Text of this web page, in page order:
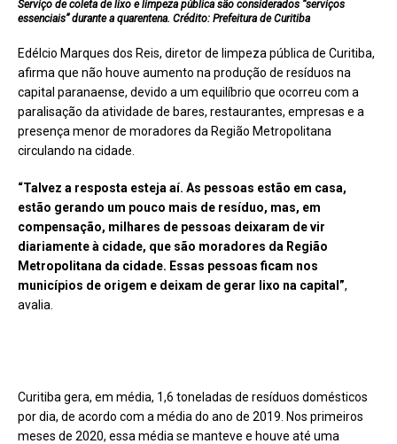
Serviço de coleta de lixo e limpeza pública são considerados “serviços
essenciais” durante a quarentena. Crédito: Prefeitura de Curitiba
Edélcio Marques dos Reis, diretor de limpeza pública de Curitiba,
afirma que não houve aumento na produção de resíduos na
capital paranaense, devido a um equilíbrio que ocorreu com a
paralisação da atividade de bares, restaurantes, empresas e a
presença menor de moradores da Região Metropolitana
circulando na cidade.
“Talvez a resposta esteja aí. As pessoas estão em casa,
estão gerando um pouco mais de resíduo, mas, em
compensação, milhares de pessoas deixaram de vir
diariamente à cidade, que são moradores da Região
Metropolitana da cidade. Essas pessoas ficam nos
municípios de origem e deixam de gerar lixo na capital”,
avalia.
Curitiba gera, em média, 1,6 toneladas de resíduos domésticos
por dia, de acordo com a média do ano de 2019. Nos primeiros
meses de 2020, essa média se manteve e houve até uma